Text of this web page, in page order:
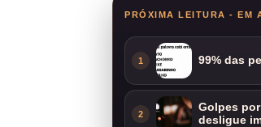
PRÓXIMA LEITURA - EM
1 99% das
2
Golpes
desligue